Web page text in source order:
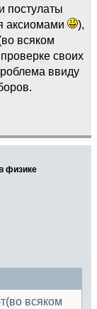
постулаты
аксиомами
),
всяком
своих
ввиду
физике
всяком